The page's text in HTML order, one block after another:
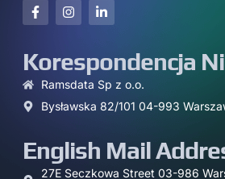
Korespondencja
Ramsdata Sp z o.o.
Bysławska 82/101 04-993
English Mail
27E Seczkowa Street 03-986